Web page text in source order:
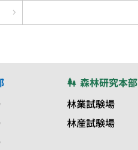
森林研究本部
林業試験場
林産試験場